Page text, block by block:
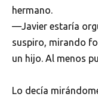
hermano.
—Javier estaría
suspiro, mirando
un hijo. Al menos
Lo decía